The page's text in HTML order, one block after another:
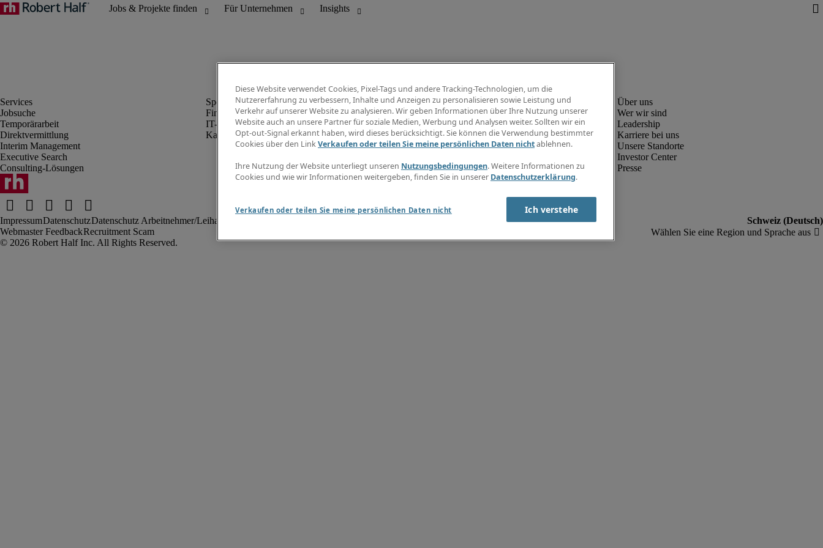
Jobsuche
Temporärarbeit
Direktvermittlung
Interim Management
Executive Search
Consulting-Lösungen
Finanz- & Rechnungswesen
IT-Bereich
Kaufmännischer Bereich
Gehaltsübersicht
Jobübersicht
Info Center
Wer wir sind
Leadership
Karriere bei uns
Unsere Standorte
Investor Center
Presse
ImpressumDatenschutzDatenschutz Arbeitnehmer/Leiharbeitnehmer
Webmaster FeedbackRecruitment Scam
Diese Website verwendet Cookies, Pixel-Tags und andere Tracking-Technologien, um die
Nutzererfahrung zu verbessern, Inhalte und Anzeigen zu personalisieren sowie Leistung und
Verkehr auf unserer Website zu analysieren. Wir geben Informationen über Ihre Nutzung unserer
Website auch an unsere Partner für soziale Medien, Werbung und Analysen weiter. Sollten wir ein
Opt-out-Signal erkannt haben, wird dieses berücksichtigt. Sie können die Verwendung bestimmter
Cookies über den LinkVerkaufen oder teilen Sie meine persönlichen Daten nichtablehnen.
Ihre Nutzung der Website unterliegt unseren Nutzungsbedingungen. Weitere Informationen zu
Cookies und wie wir Informationen weitergeben, finden Sie in unserer Datenschutzerklärung.
Verkaufen oder teilen Sie meine persönlichen Daten nicht Ich verstehe